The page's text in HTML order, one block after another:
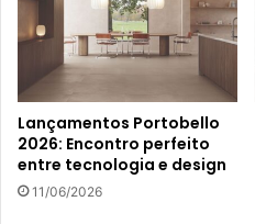
Lançamentos Portobello
2026: Encontro perfeito
entre tecnologia e design
11/06/2026